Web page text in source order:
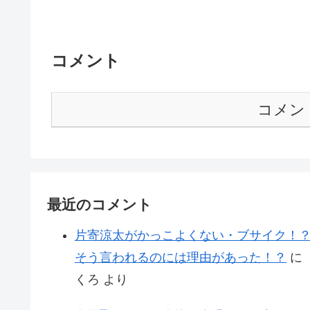
コメント
コメン
最近のコメント
片寄涼太がかっこよくない・ブサイク！？
そう言われるのには理由があった！？ に
くろ より